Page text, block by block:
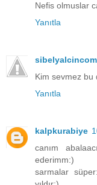
Nefis olmuslar
Yanıtla
sibelyalcincom
Kim sevmez bu
Yanıtla
kalpkurabiye
canım
ederimm:)
sarmalar